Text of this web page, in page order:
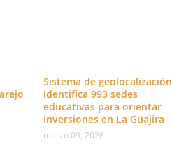
Sistema de geolocalización
identifica 993 sedes
educativas para orientar
inversiones en La Guajira
marzo 09, 2026